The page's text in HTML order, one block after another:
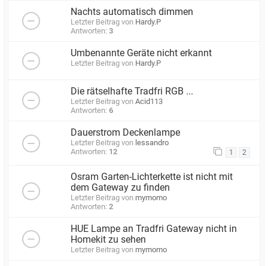
Nachts automatisch dimmen
Letzter Beitrag von Hardy.P
Antworten: 3
Umbenannte Geräte nicht erkannt
Letzter Beitrag von Hardy.P
Die rätselhafte Tradfri RGB ...
Letzter Beitrag von Acid113
Antworten: 6
Dauerstrom Deckenlampe
Letzter Beitrag von lessandro
Antworten: 12 1 2
Osram Garten-Lichterkette ist nicht mit
dem Gateway zu finden
Letzter Beitrag von mymomo
Antworten: 2
HUE Lampe an Tradfri Gateway nicht in
Homekit zu sehen
Letzter Beitrag von mymomo